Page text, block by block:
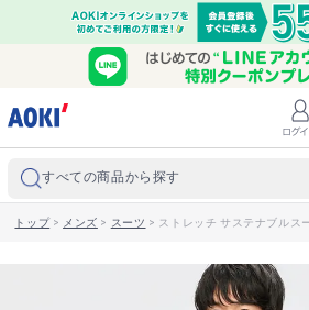
すべての商品から探す
トップ> メンズ > スーツ > ストレッチ サステナブルス